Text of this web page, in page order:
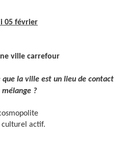
05 février
ville carrefour
la ville est un lieu de contact
?
culturel actif.